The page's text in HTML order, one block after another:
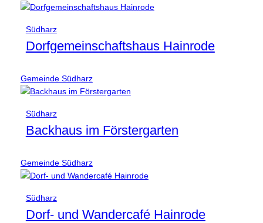
Südharz
Dorfgemeinschaftshaus Hainrode
Gemeinde Südharz
Südharz
Backhaus im Förstergarten
Gemeinde Südharz
Südharz
Dorf- und Wandercafé Hainrode